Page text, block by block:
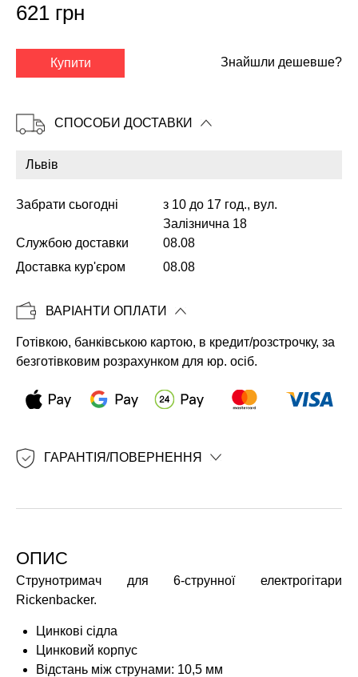
Копіювати
621 грн
Купити Знайшли дешевше?
СПОСОБИ ДОСТАВКИ
Забрати сьогодні
з 10 до 17 год., вул.
Залізнична 18
Службою доставки
08.08
Доставка кур'єром
08.08
ВАРІАНТИ ОПЛАТИ
Готівкою, банківською картою, в кредит/розстрочку, за
безготівковим розрахунком для юр. осіб.
ГАРАНТІЯ/ПОВЕРНЕННЯ
ОПИС
Струнотримач для 6-струнної електрогітари
Rickenbacker.
Цинкові сідла
Цинковий корпус
Відстань між струнами: 10,5 мм